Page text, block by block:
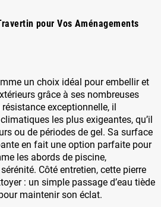
pour Vos Aménagements
un choix idéal pour embellir et
grâce à ses nombreuses
exceptionnelle, il
les plus exigeantes, qu’il
ou de périodes de gel. Sa surface
en fait une option parfaite pour
les abords de piscine,
Côté entretien, cette pierre
: un simple passage d’eau tiède
maintenir son éclat.